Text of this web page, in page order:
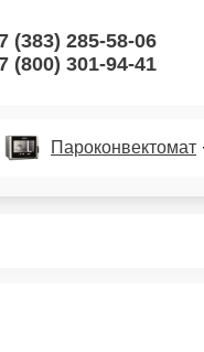
(383) 285-58-06
(800) 301-94-41
Пароконвектомат